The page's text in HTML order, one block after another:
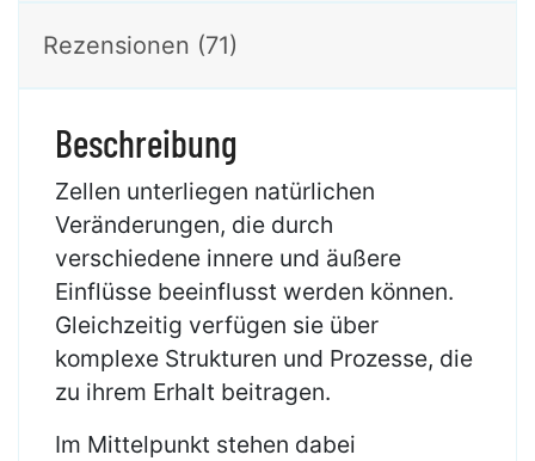
Rezensionen (71)
Beschreibung
Zellen unterliegen natürlichen
Veränderungen, die durch
verschiedene innere und äußere
Einflüsse beeinflusst werden können.
Gleichzeitig verfügen sie über
komplexe Strukturen und Prozesse, die
zu ihrem Erhalt beitragen.
Im Mittelpunkt stehen dabei